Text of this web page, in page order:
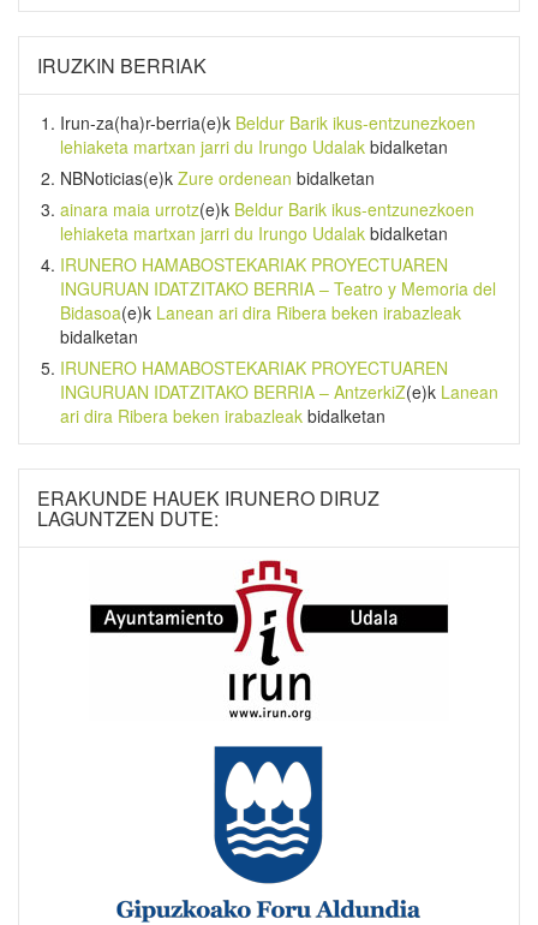
IRUZKIN BERRIAK
Irun-za(ha)r-berria(e)k Beldur Barik ikus-entzunezkoen
lehiaketa martxan jarri du Irungo Udalak bidalketan
NBNoticias(e)k Zure ordenean bidalketan
ainara maia urrotz(e)k Beldur Barik ikus-entzunezkoen
lehiaketa martxan jarri du Irungo Udalak bidalketan
IRUNERO HAMABOSTEKARIAK PROYECTUAREN
INGURUAN IDATZITAKO BERRIA – Teatro y Memoria del
Bidasoa(e)k Lanean ari dira Ribera beken irabazleak
bidalketan
IRUNERO HAMABOSTEKARIAK PROYECTUAREN
INGURUAN IDATZITAKO BERRIA – AntzerkiZ(e)k Lanean
ari dira Ribera beken irabazleak bidalketan
ERAKUNDE HAUEK IRUNERO DIRUZ
LAGUNTZEN DUTE: